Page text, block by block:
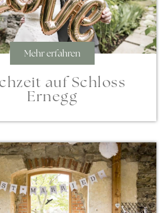
Mehr erfahren
auf Schloss
Ernegg